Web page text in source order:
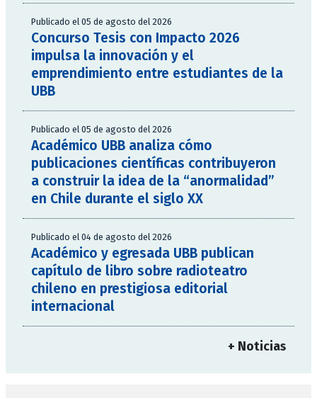
Publicado el 05 de agosto del 2026
Concurso Tesis con Impacto 2026
impulsa la innovación y el
emprendimiento entre estudiantes de la
UBB
Publicado el 05 de agosto del 2026
Académico UBB analiza cómo
publicaciones científicas contribuyeron
a construir la idea de la “anormalidad”
en Chile durante el siglo XX
Publicado el 04 de agosto del 2026
Académico y egresada UBB publican
capítulo de libro sobre radioteatro
chileno en prestigiosa editorial
internacional
+ Noticias